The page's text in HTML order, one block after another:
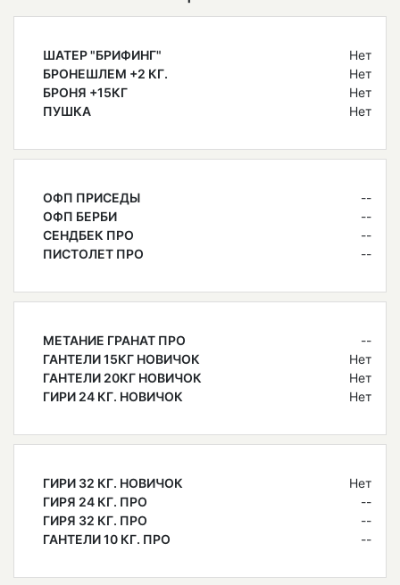
ШАТЕР "БРИФИНГ"
Нет
БРОНЕШЛЕМ +2 КГ.
Нет
БРОНЯ +15КГ
Нет
ПУШКА
Нет
ОФП ПРИСЕДЫ
--
ОФП БЕРБИ
--
СЕНДБЕК ПРО
--
ПИСТОЛЕТ ПРО
--
МЕТАНИЕ ГРАНАТ ПРО
--
ГАНТЕЛИ 15КГ НОВИЧОК
Нет
ГАНТЕЛИ 20КГ НОВИЧОК
Нет
ГИРИ 24 КГ. НОВИЧОК
Нет
ГИРИ 32 КГ. НОВИЧОК
Нет
ГИРЯ 24 КГ. ПРО
--
ГИРЯ 32 КГ. ПРО
--
ГАНТЕЛИ 10 КГ. ПРО
--